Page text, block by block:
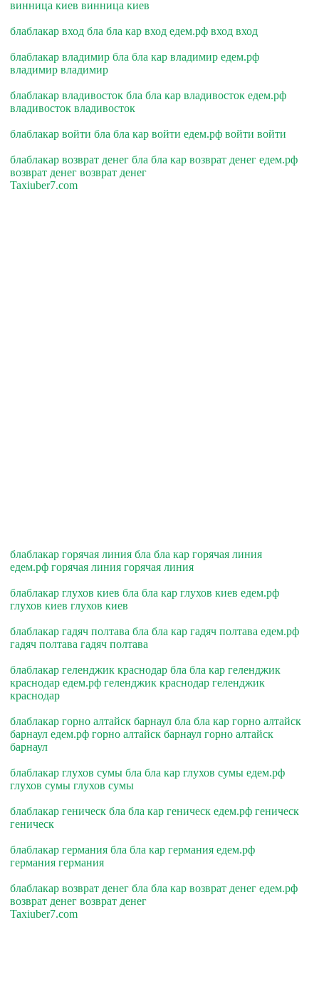
винница киев винница киев
блаблакар вход бла бла кар вход едем.рф вход вход
блаблакар владимир бла бла кар владимир едем.рф
владимир владимир
блаблакар владивосток бла бла кар владивосток едем.рф
владивосток владивосток
блаблакар войти бла бла кар войти едем.рф войти войти
блаблакар возврат денег бла бла кар возврат денег едем.рф
возврат денег возврат денег
Taxiuber7.com
блаблакар горячая линия бла бла кар горячая линия
едем.рф горячая линия горячая линия
блаблакар глухов киев бла бла кар глухов киев едем.рф
глухов киев глухов киев
блаблакар гадяч полтава бла бла кар гадяч полтава едем.рф
гадяч полтава гадяч полтава
блаблакар геленджик краснодар бла бла кар геленджик
краснодар едем.рф геленджик краснодар геленджик
краснодар
блаблакар горно алтайск барнаул бла бла кар горно алтайск
барнаул едем.рф горно алтайск барнаул горно алтайск
барнаул
блаблакар глухов сумы бла бла кар глухов сумы едем.рф
глухов сумы глухов сумы
блаблакар геническ бла бла кар геническ едем.рф геническ
геническ
блаблакар германия бла бла кар германия едем.рф
германия германия
блаблакар возврат денег бла бла кар возврат денег едем.рф
возврат денег возврат денег
Taxiuber7.com